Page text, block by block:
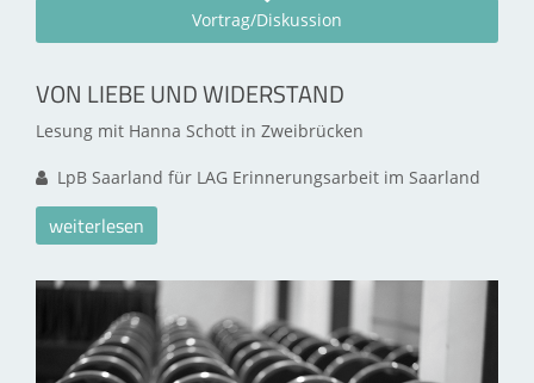
Vortrag/Diskussion
VON LIEBE UND WIDERSTAND
Lesung mit Hanna Schott in Zweibrücken
LpB Saarland für LAG Erinnerungsarbeit im Saarland
weiterlesen